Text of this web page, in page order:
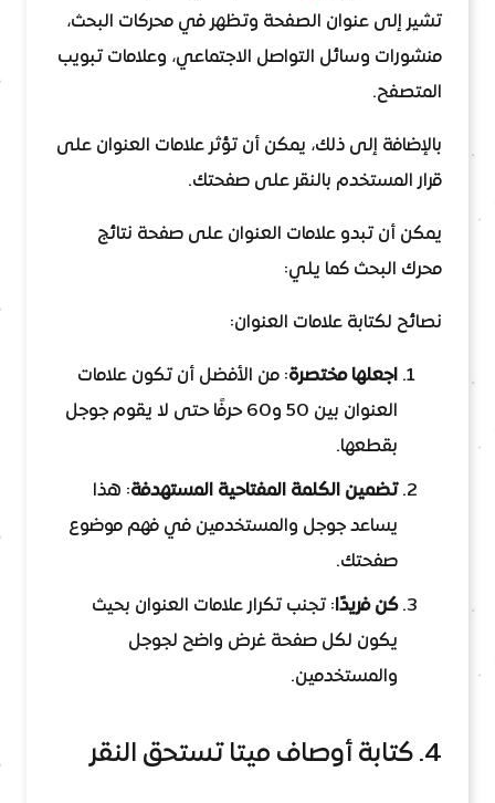
تشير إلى عنوان الصفحة وتظهر في محركات البحث،
منشورات وسائل التواصل الاجتماعي، وعلامات تبويب
المتصفح.
بالإضافة إلى ذلك، يمكن أن تؤثر علامات العنوان على
قرار المستخدم بالنقر على صفحتك.
يمكن أن تبدو علامات العنوان على صفحة نتائج
محرك البحث كما يلي:
نصائح لكتابة علامات العنوان:
اجعلها مختصرة: من الأفضل أن تكون علامات
العنوان بين 50 و60 حرفًا حتى لا يقوم جوجل
بقطعها.
تضمين الكلمة المفتاحية المستهدفة: هذا
يساعد جوجل والمستخدمين في فهم موضوع
صفحتك.
كن فريدًا: تجنب تكرار علامات العنوان بحيث
يكون لكل صفحة غرض واضح لجوجل
والمستخدمين.
4. كتابة أوصاف ميتا تستحق النقر